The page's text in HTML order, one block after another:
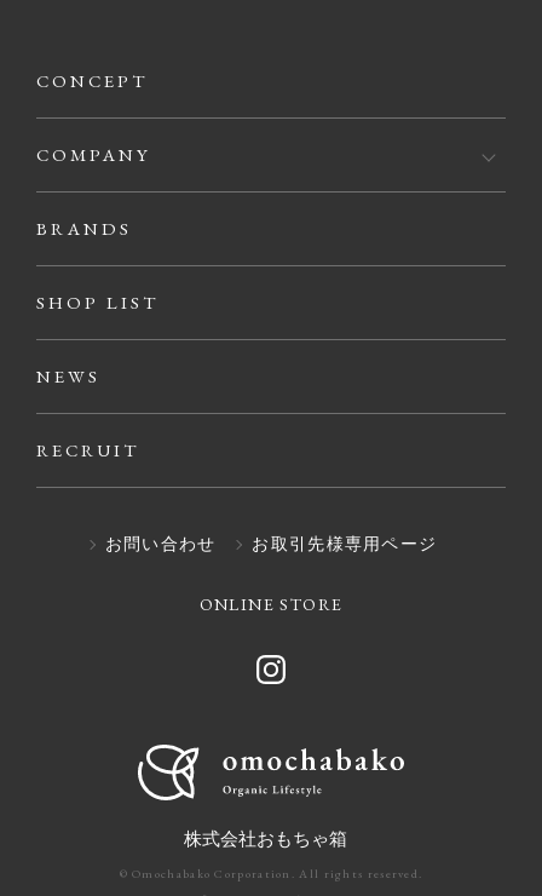
CONCEPT
COMPANY
BRANDS
SHOP LIST
NEWS
RECRUIT
お問い合わせ お取引先様専用ページ
ONLINE STORE
株式会社おもちゃ箱
© Omochabako Corporation. All rights reserved.